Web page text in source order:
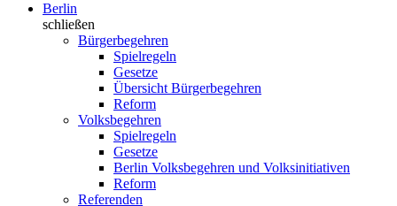
Berlin
schließen
Bürgerbegehren
Spielregeln
Gesetze
Übersicht Bürgerbegehren
Reform
Volksbegehren
Spielregeln
Gesetze
Berlin Volksbegehren und Volksinitiativen
Reform
Referenden